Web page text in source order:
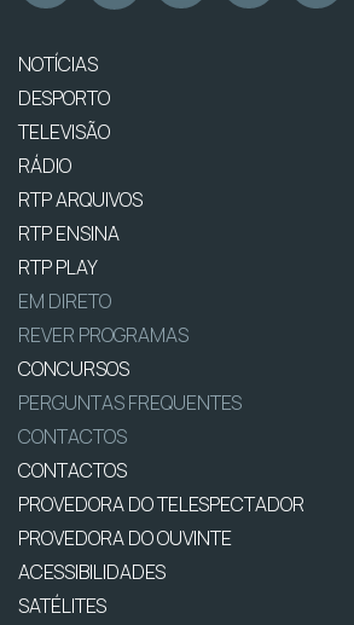
NOTÍCIAS
DESPORTO
TELEVISÃO
RÁDIO
RTP ARQUIVOS
RTP ENSINA
RTP PLAY
EM DIRETO
REVER PROGRAMAS
CONCURSOS
PERGUNTAS FREQUENTES
CONTACTOS
CONTACTOS
PROVEDORA DO TELESPECTADOR
PROVEDORA DO OUVINTE
ACESSIBILIDADES
SATÉLITES